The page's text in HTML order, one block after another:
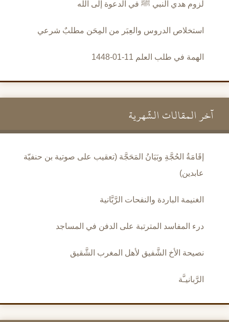
لزوم هدي النبي ﷺ في الدعوة إلى الله
استخلاص الدروس والعِبَر من المِحَن مطلبٌ شرعي
الهمة في طلب العلم 11-01-1448
آخر المقالات الشَّهرية
إقَامَةُ الحُجَّةِ وبَيَانُ المَحَجَّة (تعقيب على صوتية بن حنفيّة
عابدين)
الغنيمة الباردة والنفحات الرَّبَّانية
درء المفاسد المترتبة على الدفن في المساجد
نصيحة الأخ الشَّفيق لأهل المغرب الشَّقيق
الرَّبانيـَّة